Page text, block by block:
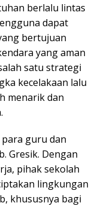
berlalu lintas
dapat
bertujuan
yang aman
satu strategi
kecelakaan lalu
menarik dan
guru dan
Gresik. Dengan
pihak sekolah
lingkungan
khususnya bagi